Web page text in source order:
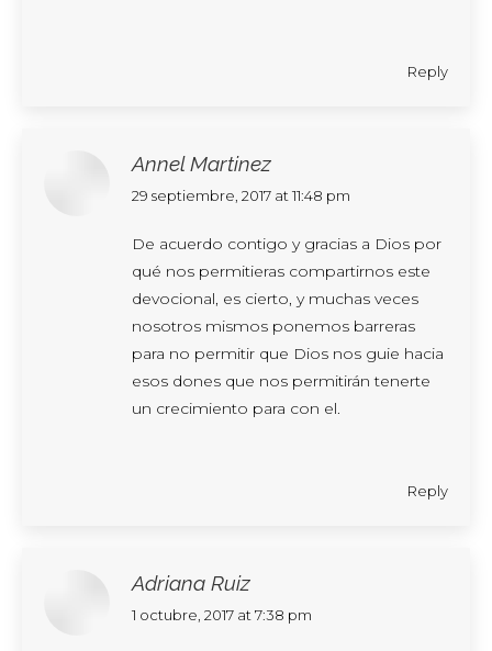
Reply
Annel Martinez
says:
29 septiembre, 2017 at 11:48 pm
De acuerdo contigo y gracias a Dios por
qué nos permitieras compartirnos este
devocional, es cierto, y muchas veces
nosotros mismos ponemos barreras
para no permitir que Dios nos guie hacia
esos dones que nos permitirán tenerte
un crecimiento para con el.
Reply
Adriana Ruiz
says:
1 octubre, 2017 at 7:38 pm